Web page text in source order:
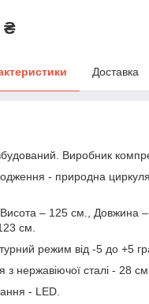
₴
Доставка
Виробник
- природна
– 125 см., Довжина –
см.
режим від -5 до +5
з нержавіючої сталі - 28 см.
- LED.